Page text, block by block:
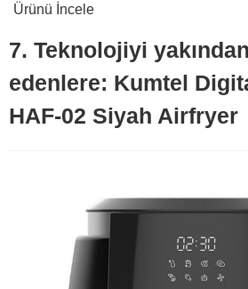
Ürünü İncele
7. Teknolojiyi
edenlere: Kumtel
HAF-02 Siyah Airfryer